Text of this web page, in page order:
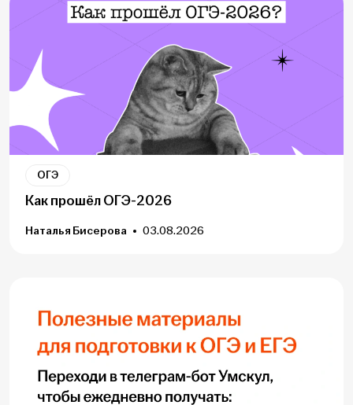
ОГЭ
Как прошёл ОГЭ-2026
Наталья Бисерова 03.08.2026